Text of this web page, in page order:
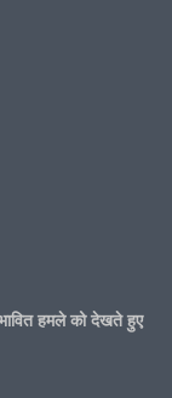
हमले को देखते हुए